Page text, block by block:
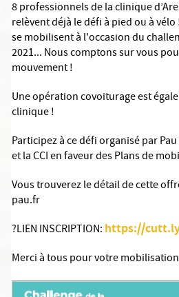
8 professionnels de la clinique
relèvent déjà le défi à pied ou à
se mobilisent à l'occasion du
2021... Nous comptons sur vous
mouvement !
Une opération covoiturage est
clinique !
Participez à ce défi organisé par
et la CCI en faveur des Plans de
Vous trouverez le détail de cette
pau.fr
?LIEN INSCRIPTION: https://
Merci à tous pour votre